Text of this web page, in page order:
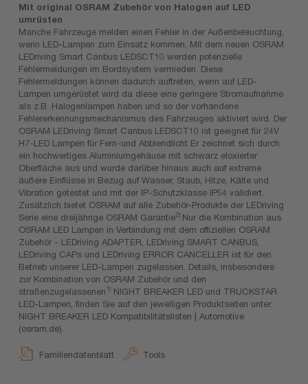
Mit original OSRAM Zubehör von Halogen auf LED
umrüsten
Manche Fahrzeuge melden einen Fehler in der Außenbeleuchtung,
wenn LED-Lampen zum Einsatz kommen. Mit dem neuen OSRAM
LEDriving Smart Canbus LEDSCT10 werden potenzielle
Fehlermeldungen im Bordsystem vermieden. Diese
Fehlermeldungen können dadurch auftreten, wenn auf LED-
Lampen umgerüstet wird da diese eine geringere Stromaufnahme
als z.B. Halogenlampen haben und so der vorhandene
Fehlererkennungsmechanismus des Fahrzeuges aktiviert wird. Der
OSRAM LEDriving Smart Canbus LEDSCT10 ist geeignet für 24V
H7-LED Lampen für Fern-und Abblendlicht Er zeichnet sich durch
ein hochwertiges Aluminiumgehäuse mit schwarz eloxierter
Oberfläche aus und wurde darüber hinaus auch auf extreme
äußere Einflüsse in Bezug auf Wasser, Staub, Hitze, Kälte und
Vibration getestet und mit der IP-Schutzklasse IP54 validiert.
Zusätzlich bietet OSRAM auf alle Zubehör-Produkte der LEDriving
Serie eine dreijährige OSRAM Garantie2) .Nur die Kombination aus
OSRAM LED Lampen in Verbindung mit dem offiziellen OSRAM
Zubehör - LEDriving ADAPTER, LEDriving SMART CANBUS,
LEDriving CAPs und LEDriving ERROR CANCELLER ist für den
Betrieb unserer LED-Lampen zugelassen. Details, insbesondere
zur Kombination von OSRAM Zubehör und den
straßenzugelassenen1) NIGHT BREAKER LED und TRUCKSTAR
LED-Lampen, finden Sie auf den jeweiligen Produktseiten unter:
NIGHT BREAKER LED Kompatibilitätslisten | Automotive
(osram.de).
Familiendatenblatt Tools